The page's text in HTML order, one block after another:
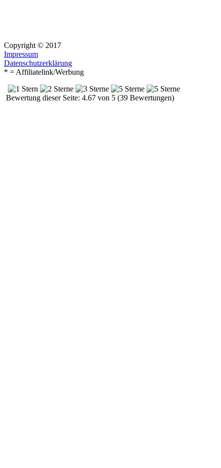
Copyright © 2017
Impressum
Datenschutzerklärung
* = Affiliatelink/Werbung
Bewertung dieser Seite: 4.67 von 5 (39 Bewertungen)